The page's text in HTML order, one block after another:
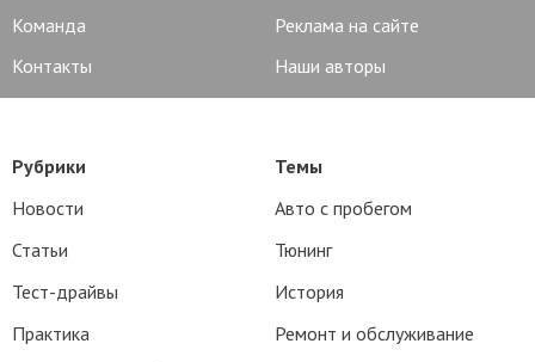
Команда
Реклама на сайте
Контакты
Наши авторы
Рубрики
Новости
Статьи
Тест-драйвы
Практика
Темы
Авто с пробегом
Тюнинг
История
Ремонт и обслуживание